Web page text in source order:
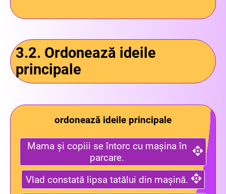
3.2. Ordonează ideile
principale
ordonează ideile principale
Mama și copiii se întorc cu mașina în
parcare.
Vlad constată lipsa tatălui din mașină.